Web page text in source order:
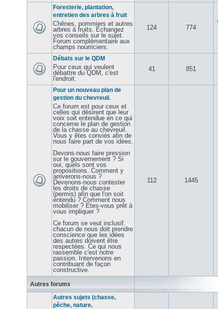
Foresterie, plantation,
entretien des arbres à fruit
Chênes, pommiers et autres
arbres à fruits. Échangez
vos conseils sur le sujet.
Forum complémentaire aux
champs nourriciers.
124 774
Débats sur le QDM
Pour ceux qui veulent
débattre du QDM, c'est
l'endroit.
41 851
Pour un nouveau plan de
gestion du chevreuil.
Ce forum est pour ceux et
celles qui désirent que leur
voix soit entendue en ce qui
concerne le plan de gestion
de la chasse au chevreuil.
Vous y êtes conviés afin de
nous faire part de vos idées.
Devons-nous faire pression
sur le gouvernement ? Si
oui, quels sont vos
propositions. Comment y
arriverons-nous ?
Devenons-nous contester
les droits de chasse
(permis) afin que l'on soit
entendu ? Comment nous
mobiliser ? Etes-vous prêt à
vous impliquer ?
Ce forum se veut inclusif,
chacun de nous doit prendre
conscience que les idées
des autres doivent être
respectées. Ce qui nous
rassemble c'est notre
passion. Intervenons en
contribuant de façon
constructive.
112 1445
Autres forums
Autres sujets (chasse,
pêche, nature,